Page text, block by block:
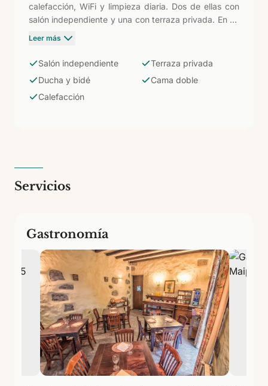
calefacción, WiFi y limpieza diaria. Dos de ellas con
salón independiente y una con terraza privada. En un
hotel de solo 11 habitaciones en plena naturaleza
intimidad: el salón o la terraza añaden un espacio
estar sin salir de la habitación.
Leer más
Salón independiente
Terraza privada
Ducha y bidé
Cama doble
Calefacción
Servicios
Gastronomía